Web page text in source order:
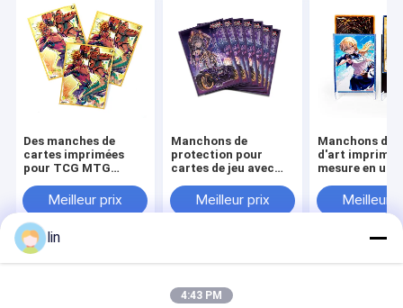
Des manches de
cartes imprimées
pour TCG MTG
les jeux de cartes
d'anime et de jeu
Meilleur prix
Manchons de
protection pour
cartes de jeu avec
holographique
personnalisée
Meilleur prix
Manchons de
d'art
mesure en
animéesMeilleur
Aperçu Au sujet de nous
Desktop Site
Politique en matière de protection de
la vie privée
lin
4:43 PM